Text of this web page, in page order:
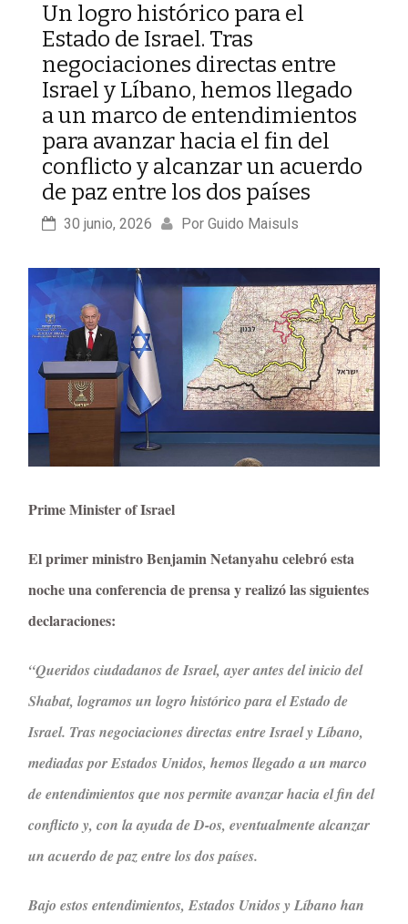
Un logro histórico para el
Estado de Israel. Tras
negociaciones directas entre
Israel y Líbano, hemos llegado
a un marco de entendimientos
para avanzar hacia el fin del
conflicto y alcanzar un acuerdo
de paz entre los dos países
30 junio, 2026 Por Guido Maisuls
Prime Minister of Israel
El primer ministro Benjamin Netanyahu celebró esta
noche una conferencia de prensa y realizó las siguientes
declaraciones:
“Queridos ciudadanos de Israel, ayer antes del inicio del
Shabat, logramos un logro histórico para el Estado de
Israel. Tras negociaciones directas entre Israel y Líbano,
mediadas por Estados Unidos, hemos llegado a un marco
de entendimientos que nos permite avanzar hacia el fin del
conflicto y, con la ayuda de D-os, eventualmente alcanzar
un acuerdo de paz entre los dos países.
Bajo estos entendimientos, Estados Unidos y Líbano han